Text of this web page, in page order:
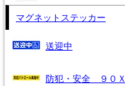
マグネットステッカー
送迎中
防犯・安全 ９０Ｘ